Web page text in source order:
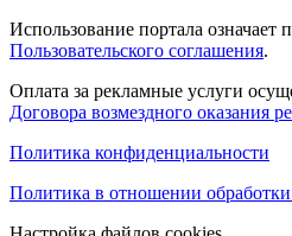
Использование портала означает
Пользовательского соглашения.
Оплата за рекламные услуги
Договора возмездного оказания
Политика конфиденциальности
Политика в отношении